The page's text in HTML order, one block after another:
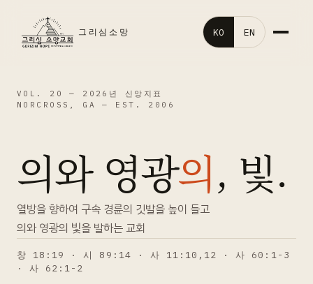
그리심소망 KO EN
말씀영상
교회행사
처음오신분
VOL. 20 — 2026년 신앙지표
NORCROSS, GA — EST. 2006
의와 영광의, 빛.
열방을 향하여 구속 경륜의 깃발을 높이 들고
의와 영광의 빛을 발하는 교회
창 18:19 · 시 89:14 · 사 11:10,12 · 사 60:1-3
· 사 62:1-2